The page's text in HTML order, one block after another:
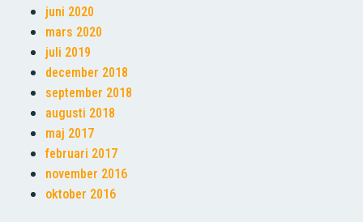
juni 2020
mars 2020
juli 2019
december 2018
september 2018
augusti 2018
maj 2017
februari 2017
november 2016
oktober 2016